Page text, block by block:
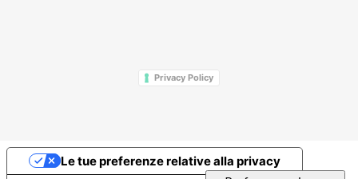
Privacy Policy
Le tue preferenze relative alla privacy